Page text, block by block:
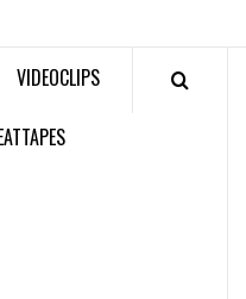
VIDEOCLIPS